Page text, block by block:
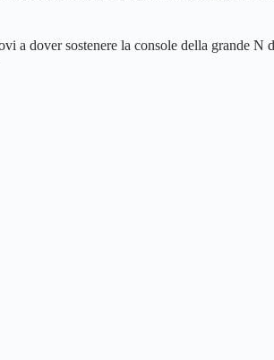
a dover sostenere la console della grande N